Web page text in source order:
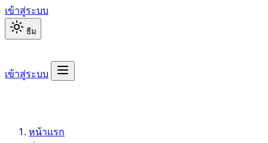
เข้าสู่ระบบ
ธีม
เข้าสู่ระบบ
หน้าแรก